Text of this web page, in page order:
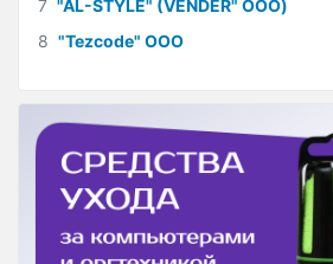
7 "AL-STYLE" (VENDER" ООО)
8 "Tezcode" ООО